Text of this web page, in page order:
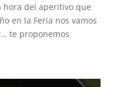
hora del aperitivo que
en la Feria nos vamos
te proponemos